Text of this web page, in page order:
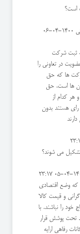
است؟
1400-04-06
ثبت شرکت
در تعاونی را
ها که حق
آن ها است، حق
هر کدام از
هستند بدون
می شوند؟
1400-
که وضع اقتصادی
و قیمت کالا
خود را نباشند. با
تحت پوشش قرار
رفاهی ارایه